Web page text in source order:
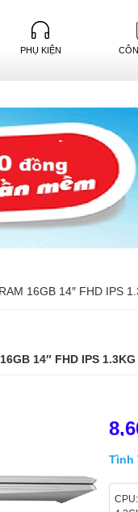
PHỤ KIỆN
16GB 14″ FHD IPS
14″ FHD IPS
Tình